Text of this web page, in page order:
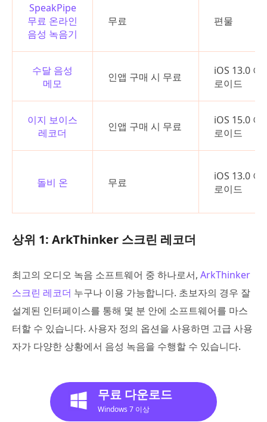
SpeakPipe
무료 온라인
음성 녹음기
무료 편물
수달 음성
메모
인앱 구매 시 무료
iOS 13.0 이
로이드
이지 보이스
레코더
인앱 구매 시 무료
iOS 15.0 이
로이드
돌비 온 무료
iOS 13.0 이
로이드
상위 1: ArkThinker 스크린 레코더
최고의 오디오 녹음 소프트웨어 중 하나로서, ArkThinker
스크린 레코더 누구나 이용 가능합니다. 초보자의 경우 잘
설계된 인터페이스를 통해 몇 분 안에 소프트웨어를 마스
터할 수 있습니다. 사용자 정의 옵션을 사용하면 고급 사용
자가 다양한 상황에서 음성 녹음을 수행할 수 있습니다.
무료 다운로드
Windows 7 이상